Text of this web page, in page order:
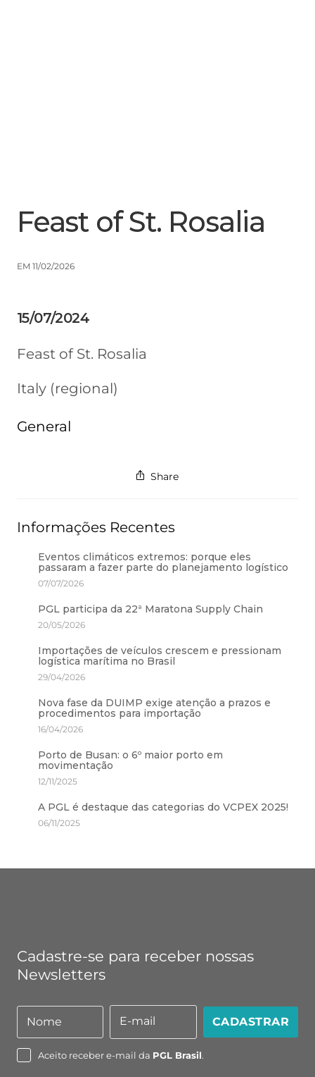
Feast of St. Rosalia
EM 11/02/2026
15/07/2024
Feast of St. Rosalia
Italy (regional)
General
Share
Informações Recentes
Eventos climáticos extremos: porque eles
passaram a fazer parte do planejamento logístico
07/07/2026
PGL participa da 22ª Maratona Supply Chain
20/05/2026
Importações de veículos crescem e pressionam
logística marítima no Brasil
29/04/2026
Nova fase da DUIMP exige atenção a prazos e
procedimentos para importação
16/04/2026
Porto de Busan: o 6º maior porto em
movimentação
12/11/2025
A PGL é destaque das categorias do VCPEX 2025!
06/11/2025
Cadastre-se para receber nossas
Newsletters
Nome
Nome
mail
E-mail CADASTRAR
Aceito receber e-mail da PGL Brasil.